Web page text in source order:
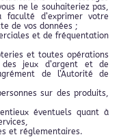
ne le souhaiteriez pas,
faculté d’exprimer votre
de vos données ;
et de fréquentation
et toutes opérations
des jeux d’argent et de
de l’Autorité de
sur des produits,
éventuels quant à
et réglementaires.